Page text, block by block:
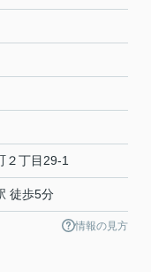
２丁目29-1
徒歩5分
情報の見方